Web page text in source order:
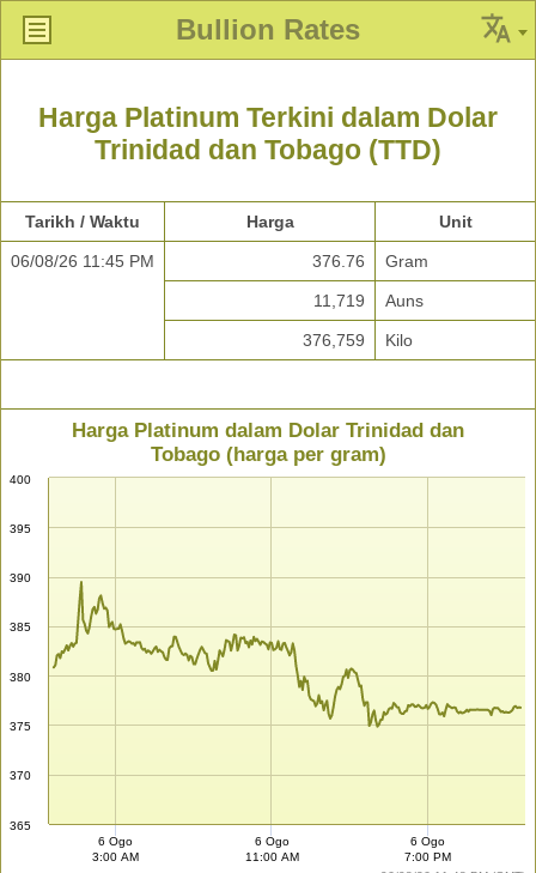
Bullion Rates
Harga Platinum Terkini dalam Dolar
Trinidad dan Tobago (TTD)
Tarikh / Waktu Harga Unit
06/08/26 11:45 PM 376.76 Gram
11,719 Auns
376,759 Kilo
Harga Platinum dalam Dolar Trinidad dan
Tobago (harga per gram)
365
370
375
380
385
390
395
400
6 Ogo
3:00 AM
6 Ogo
11:00 AM
6 Ogo
7:00 PM